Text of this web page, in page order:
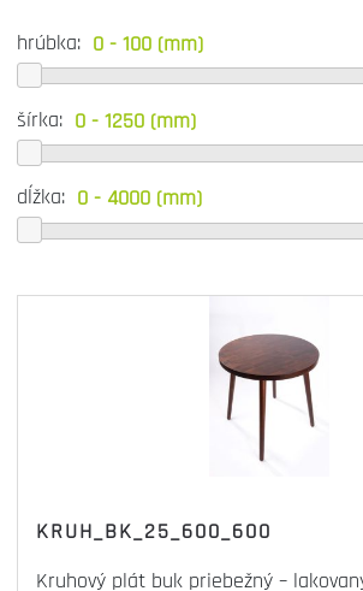
hrúbka:
šírka:
dĺžka:
KRUH_BK_25_600_600
Kruhový plát buk priebežný –